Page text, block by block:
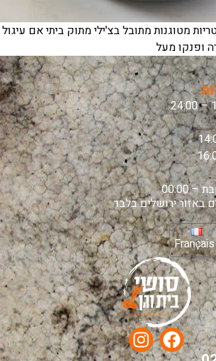
מטוגנות מתובל בצ'ילי מתוק ביתי אם עיגול
ופנקו מעל
00:00
באזור ירושלים בלבד
Français